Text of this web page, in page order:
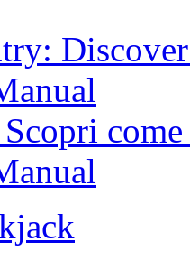
Scopri